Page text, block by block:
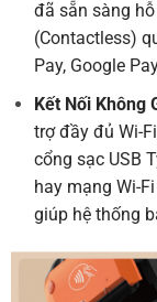
đã sẵn sàng
(Contactless)
Pay, Google
Kết Nối Không
trợ đầy đủ Wi-
cổng sạc USB
hay mạng Wi-
giúp hệ thống